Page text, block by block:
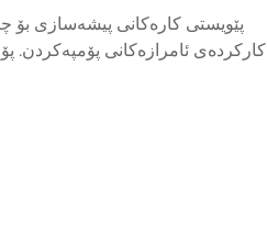
پێویستی کارەکانی پیشەسازی بۆ
کارکردەی ئامرازەکانی پۆمپەکردن.